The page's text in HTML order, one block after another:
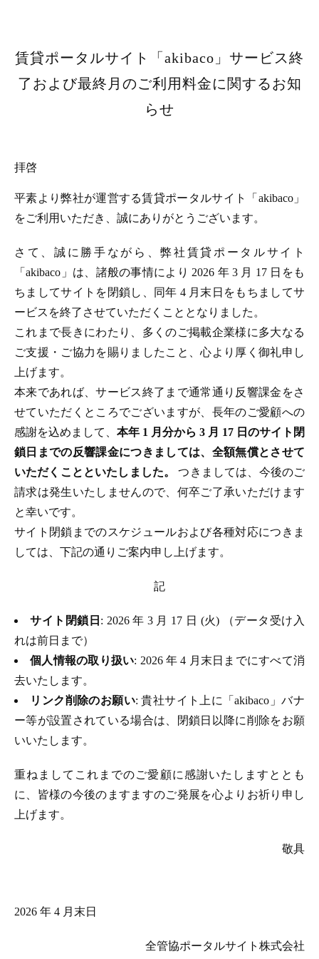
賃貸ポータルサイト「akibaco」サービス終
了および最終月のご利用料金に関するお知
らせ
拝啓
平素より弊社が運営する賃貸ポータルサイト「akibaco」
をご利用いただき、誠にありがとうございます。
さて、誠に勝手ながら、弊社賃貸ポータルサイト
「akibaco」は、諸般の事情により 2026 年 3 月 17 日をも
ちましてサイトを閉鎖し、同年 4 月末日をもちましてサ
ービスを終了させていただくこととなりました。
これまで長きにわたり、多くのご掲載企業様に多大なる
ご支援・ご協力を賜りましたこと、心より厚く御礼申し
上げます。
本来であれば、サービス終了まで通常通り反響課金をさ
せていただくところでございますが、長年のご愛顧への
感謝を込めまして、 本年 1 月分から 3 月 17 日のサイト閉
鎖日までの反響課金につきましては、全額無償とさせて
いただくことといたしました。つきましては、今後のご
請求は発生いたしませんので、何卒ご了承いただけます
と幸いです。
サイト閉鎖までのスケジュールおよび各種対応につきま
しては、下記の通りご案内申し上げます。
記
サイト閉鎖日 : 2026 年 3 月 17 日 (火) （データ受け入
れは前日まで）
個人情報の取り扱い: 2026 年 4 月末日までにすべて消
去いたします。
リンク削除のお願い: 貴社サイト上に「akibaco」バナ
ー等が設置されている場合は、閉鎖日以降に削除をお願
いいたします。
重ねましてこれまでのご愛顧に感謝いたしますととも
に、皆様の今後のますますのご発展を心よりお祈り申し
上げます。
敬具
2026 年 4 月末日
全管協ポータルサイト株式会社